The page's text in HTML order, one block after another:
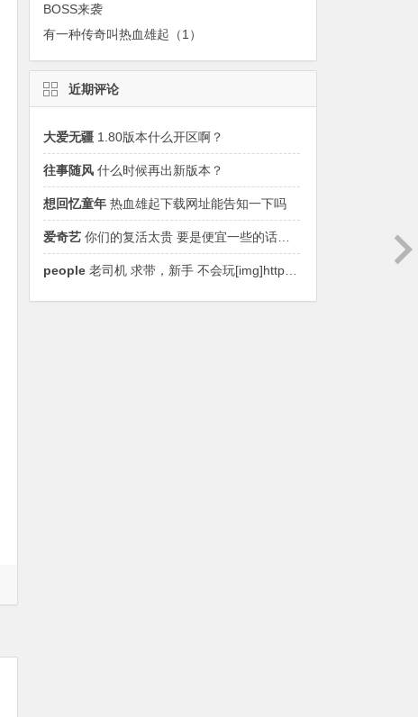
BOSS来袭
有一种传奇叫热血雄起（1）
近期评论
大爱无疆1.80版本什么开区啊？
往事随风什么时候再出新版本？
想回忆童年热血雄起下载网址能告知一下吗
爱奇艺你们的复活太贵 要是便宜一些的话可能会弄的人更多一些，这样只能土豪玩 ，普通玩家不适合
people老司机 求带，新手 不会玩[img]http://[/img]